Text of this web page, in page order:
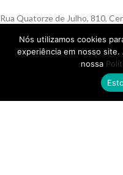
Rua Quatorze de Julho, 810,
© Skafer 2025 – Todos os
Nós utilizamos cookies
experiência em nosso
nossa